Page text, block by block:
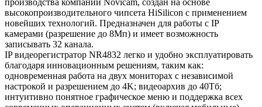
высокопроизводительного чипсета HiSilicon с применением
новейших технологий. Предназначен для работы с IP
камерами (разрешение до 8Мп) и имеет возможность
записывать 32 канала.
IP видеорегистратор NR4832 легко и удобно эксплуатировать
благодаря инновационным решениям, таким как:
одновременная работа на двух мониторах с независимой
настрокой и разрешением до 4K; видеоархив до 40Тб;
интуитивно понятное графическое меню и поддержка всех